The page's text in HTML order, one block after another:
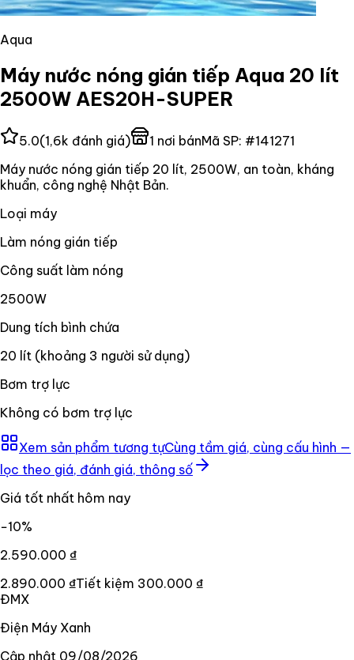
Aqua
Máy nước nóng gián tiếp Aqua 20 lít
2500W AES20H-SUPER
5.0(1,6k đánh giá) 1 nơi bánMã SP: #141271
Máy nước nóng gián tiếp 20 lít, 2500W, an toàn, kháng
khuẩn, công nghệ Nhật Bản.
Loại máy
Làm nóng gián tiếp
Công suất làm nóng
2500W
Dung tích bình chứa
20 lít (khoảng 3 người sử dụng)
Bơm trợ lực
Không có bơm trợ lực
Xem sản phẩm tương tựCùng tầm giá, cùng cấu hình —
lọc theo giá, đánh giá, thông số
Giá tốt nhất hôm nay
−10%
2.590.000 ₫
2.890.000 ₫Tiết kiệm 300.000 ₫
ĐMX
Điện Máy Xanh
Cập nhật 09/08/2026